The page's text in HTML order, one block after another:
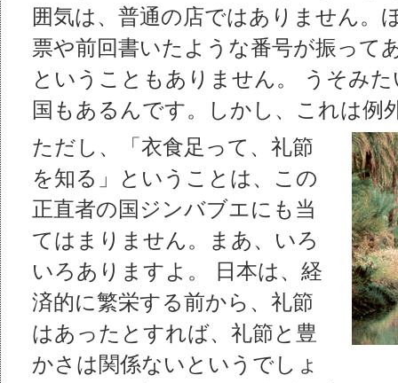
囲気は、普通の店ではありません。
票や前回書いたような番号が振って
ということもありません。 うそみ
国もあるんです。しかし、これは例
ただし、「衣食足って、礼節
を知る」ということは、この
正直者の国ジンバブエにも当
てはまりません。まあ、いろ
いろありますよ。 日本は、経
済的に繁栄する前から、礼節
はあったとすれば、礼節と豊
かさは関係ないというでしょ